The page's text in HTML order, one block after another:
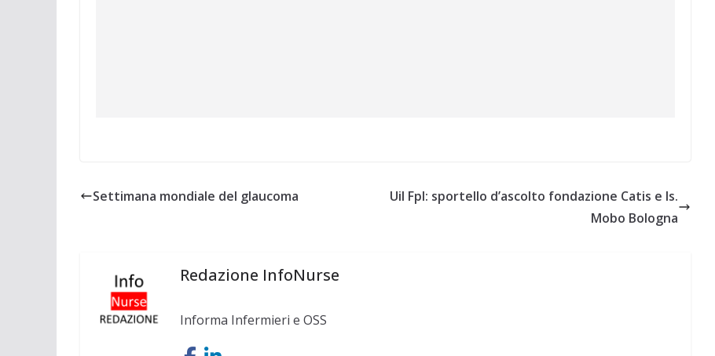
Settimana mondiale del glaucoma
Uil Fpl: sportello d’ascolto fondazione Catis e Is.
Mobo Bologna
Redazione InfoNurse
Informa Infermieri e OSS